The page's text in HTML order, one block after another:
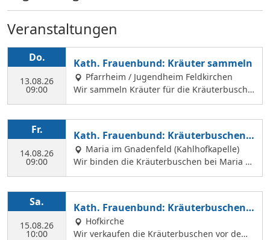
Veranstaltungen
Do.
13.08.26
09:00
Kath. Frauenbund: Kräuter sammeln
Pfarrheim / Jugendheim Feldkirchen
Wir sammeln Kräuter für die Kräuterbusche
n, die wir am 14. August binden und an Mar
Margit Ettig am Jugendheim Feldkirchen.
Fr.
14.08.26
09:00
Kath. Frauenbund: Kräuterbuschen b
inden
Maria im Gnadenfeld (Kahlhofkapelle)
Wir binden die Kräuterbuschen bei Maria a
m Kahlhof. Wir brauchen viele Helferinnen z
der Hl. Geist Kirche Kräuterbuschen verkauf
en können.
Sa.
15.08.26
10:00
Kath. Frauenbund: Kräuterbuschen V
erkauf
Hofkirche
Wir verkaufen die Kräuterbuschen vor dem